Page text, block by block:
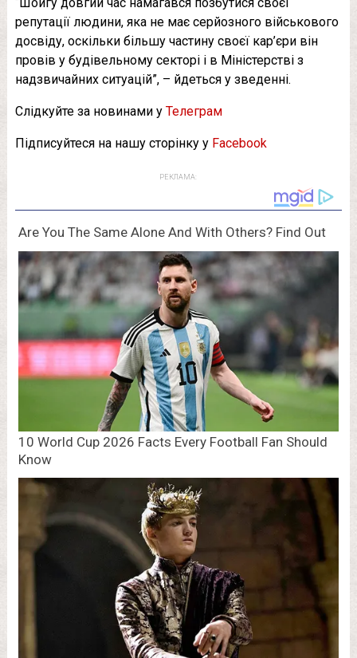
репутації людини, яка не має серйозного військового
досвіду, оскільки більшу частину своєї кар’єри він
провів у будівельному секторі і в Міністерстві з
надзвичайних ситуацій”, – йдеться у зведенні.
Слідкуйте за новинами у Телеграм
Підписуйтеся на нашу сторінку у Facebook
РЕКЛАМА: